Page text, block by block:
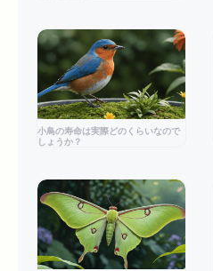
小鳥の寿命は実際どのくらいなので
しょうか？